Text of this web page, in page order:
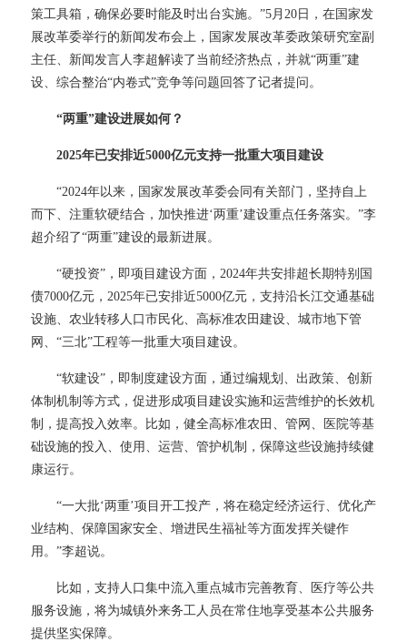
策工具箱，确保必要时能及时出台实施。”5月20日，在国家发
展改革委举行的新闻发布会上，国家发展改革委政策研究室副
主任、新闻发言人李超解读了当前经济热点，并就“两重”建
设、综合整治“内卷式”竞争等问题回答了记者提问。
“两重”建设进展如何？
2025年已安排近5000亿元支持一批重大项目建设
“2024年以来，国家发展改革委会同有关部门，坚持自上
而下、注重软硬结合，加快推进‘两重’建设重点任务落实。”李
超介绍了“两重”建设的最新进展。
“硬投资”，即项目建设方面，2024年共安排超长期特别国
债7000亿元，2025年已安排近5000亿元，支持沿长江交通基础
设施、农业转移人口市民化、高标准农田建设、城市地下管
网、“三北”工程等一批重大项目建设。
“软建设”，即制度建设方面，通过编规划、出政策、创新
体制机制等方式，促进形成项目建设实施和运营维护的长效机
制，提高投入效率。比如，健全高标准农田、管网、医院等基
础设施的投入、使用、运营、管护机制，保障这些设施持续健
康运行。
“一大批‘两重’项目开工投产，将在稳定经济运行、优化产
业结构、保障国家安全、增进民生福祉等方面发挥关键作
用。”李超说。
比如，支持人口集中流入重点城市完善教育、医疗等公共
服务设施，将为城镇外来务工人员在常住地享受基本公共服务
提供坚实保障。